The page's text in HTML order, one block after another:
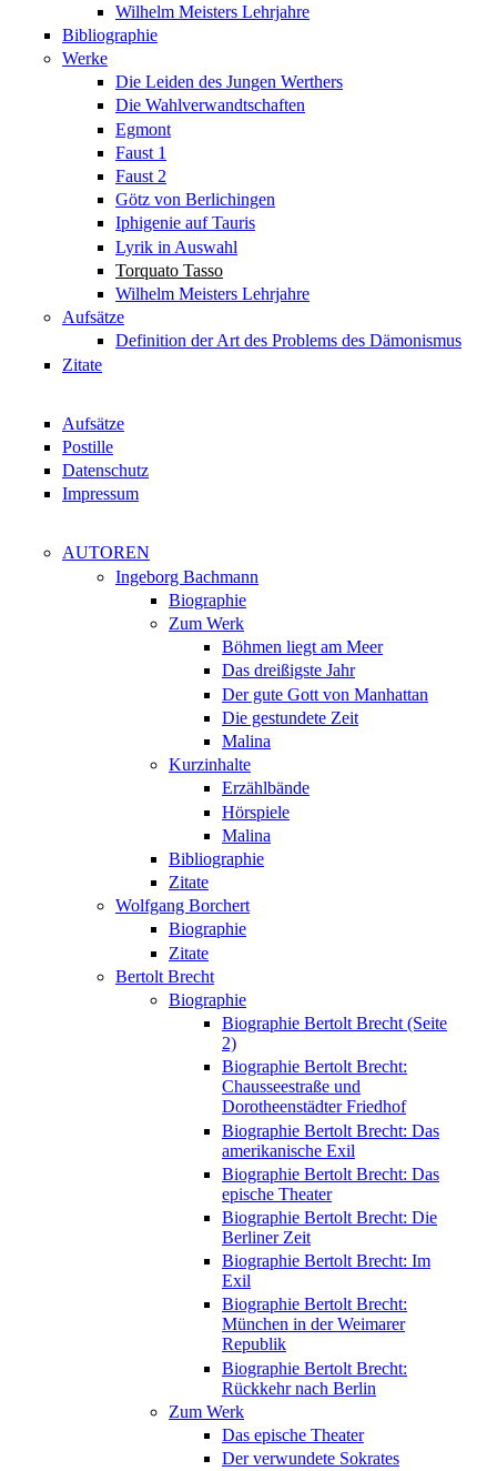
Wilhelm Meisters Lehrjahre
Bibliographie
Werke
Die Leiden des Jungen Werthers
Die Wahlverwandtschaften
Egmont
Faust 1
Faust 2
Götz von Berlichingen
Iphigenie auf Tauris
Lyrik in Auswahl
Torquato Tasso
Wilhelm Meisters Lehrjahre
Aufsätze
Definition der Art des Problems des Dämonismus
Zitate
Aufsätze
Postille
Datenschutz
Impressum
AUTOREN
Ingeborg Bachmann
Biographie
Zum Werk
Böhmen liegt am Meer
Das dreißigste Jahr
Der gute Gott von Manhattan
Die gestundete Zeit
Malina
Kurzinhalte
Erzählbände
Hörspiele
Malina
Bibliographie
Zitate
Wolfgang Borchert
Biographie
Zitate
Bertolt Brecht
Biographie
Biographie Bertolt Brecht (Seite
2)
Biographie Bertolt Brecht:
Chausseestraße und
Dorotheenstädter Friedhof
Biographie Bertolt Brecht: Das
amerikanische Exil
Biographie Bertolt Brecht: Das
epische Theater
Biographie Bertolt Brecht: Die
Berliner Zeit
Biographie Bertolt Brecht: Im
Exil
Biographie Bertolt Brecht:
München in der Weimarer
Republik
Biographie Bertolt Brecht:
Rückkehr nach Berlin
Zum Werk
Das epische Theater
Der verwundete Sokrates